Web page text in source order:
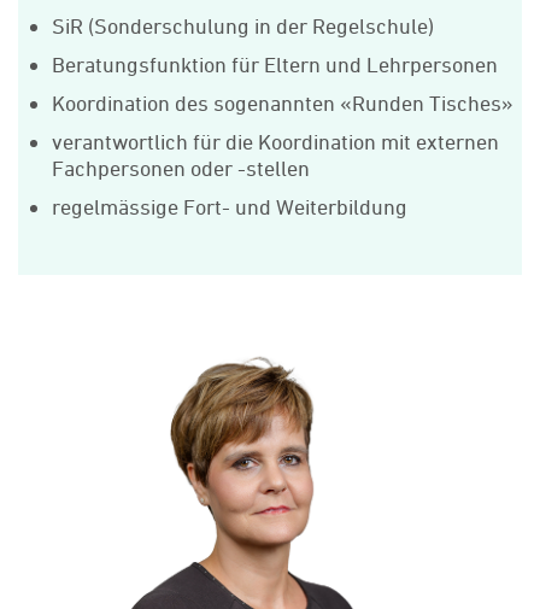
SiR (Sonderschulung in der Regelschule)
Beratungsfunktion für Eltern und Lehrpersonen
Koordination des sogenannten «Runden Tisches»
verantwortlich für die Koordination mit externen
Fachpersonen oder -stellen
regelmässige Fort- und Weiterbildung